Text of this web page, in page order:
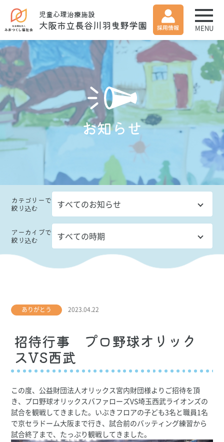
児童心理治療施設
大阪市立長谷川羽曳野学園 MENU
お知らせ
カテゴリーで
絞り込む
アーカイブで
絞り込む
ありがとう 2023.04.22
招待行事 プロ野球オリック
スVS西武
この度、公益財団法人オリックス宮内財団様よりご招待を頂
き、プロ野球オリックスバファローズVS埼玉西武ライオンズの
試合を観戦してきました。いぶきフロアの子ども3名と職員1名
で京セラドーム大阪まで行き、試合前のバッティング練習から
試合終了まで、たっぷり観戦してきました。